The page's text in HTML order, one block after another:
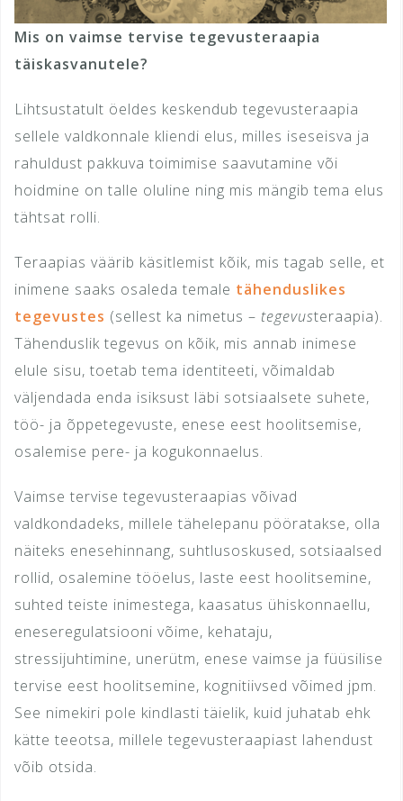
Mis on vaimse tervise tegevusteraapia
täiskasvanutele?
Lihtsustatult öeldes keskendub tegevusteraapia
sellele valdkonnale kliendi elus, milles iseseisva ja
rahuldust pakkuva toimimise saavutamine või
hoidmine on talle oluline ning mis mängib tema elus
tähtsat rolli.
Teraapias väärib käsitlemist kõik, mis tagab selle, et
inimene saaks osaleda temale tähenduslikes
tegevustes (sellest ka nimetus – tegevusteraapia).
Tähenduslik tegevus on kõik, mis annab inimese
elule sisu, toetab tema identiteeti, võimaldab
väljendada enda isiksust läbi sotsiaalsete suhete,
töö- ja õppetegevuste, enese eest hoolitsemise,
osalemise pere- ja kogukonnaelus.
Vaimse tervise tegevusteraapias võivad
valdkondadeks, millele tähelepanu pööratakse, olla
näiteks enesehinnang, suhtlusoskused, sotsiaalsed
rollid, osalemine tööelus, laste eest hoolitsemine,
suhted teiste inimestega, kaasatus ühiskonnaellu,
eneseregulatsiooni võime, kehataju,
stressijuhtimine, unerütm, enese vaimse ja füüsilise
tervise eest hoolitsemine, kognitiivsed võimed jpm.
See nimekiri pole kindlasti täielik, kuid juhatab ehk
kätte teeotsa, millele tegevusteraapiast lahendust
võib otsida.